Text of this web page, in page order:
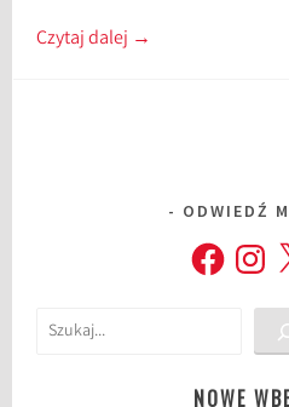
Czytaj dalej →
ODWIEDŹ
Facebook X
Szukaj
NOWE